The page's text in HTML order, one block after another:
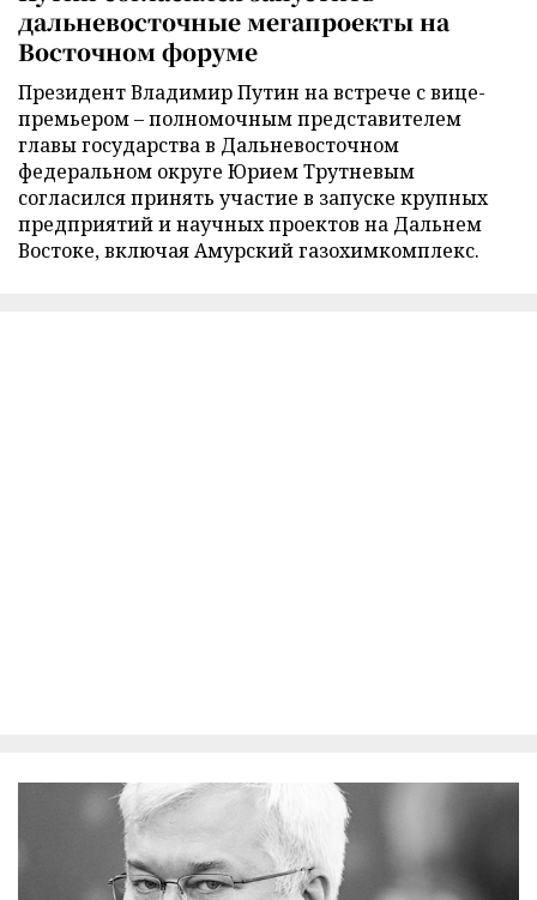
дальневосточные мегапроекты на
Восточном форуме
Президент Владимир Путин на встрече с вице-
премьером – полномочным представителем
главы государства в Дальневосточном
федеральном округе Юрием Трутневым
согласился принять участие в запуске крупных
предприятий и научных проектов на Дальнем
Востоке, включая Амурский газохимкомплекс.